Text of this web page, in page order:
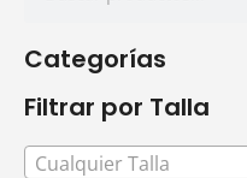
Categorías
Filtrar por Talla
Cualquier Talla